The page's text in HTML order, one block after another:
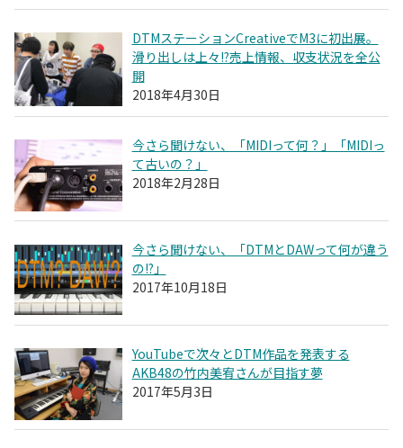
DTMステーションCreativeでM3に初出展。
滑り出しは上々!?売上情報、収支状況を全公
開
2018年4月30日
今さら聞けない、「MIDIって何？」「MIDIっ
て古いの？」
2018年2月28日
今さら聞けない、「DTMとDAWって何が違う
の!?」
2017年10月18日
YouTubeで次々とDTM作品を発表する
AKB48の竹内美宥さんが目指す夢
2017年5月3日